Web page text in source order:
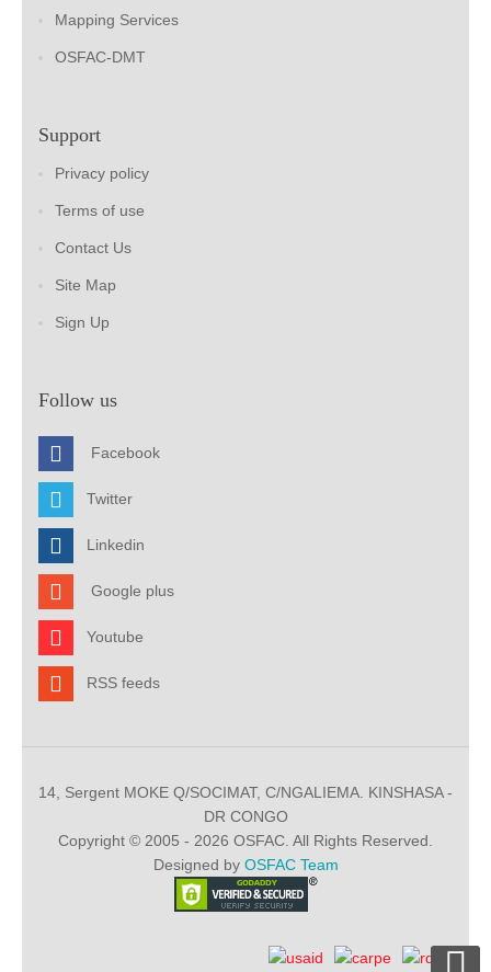
Mapping Services
OSFAC-DMT
Support
Privacy policy
Terms of use
Contact Us
Site Map
Sign Up
Follow us
Facebook
Twitter
Linkedin
Google plus
Youtube
RSS feeds
14, Sergent MOKE Q/SOCIMAT, C/NGALIEMA. KINSHASA -
DR CONGO
Copyright © 2005 - 2026 OSFAC. All Rights Reserved.
Designed by OSFAC Team